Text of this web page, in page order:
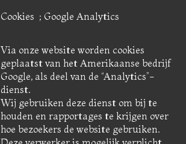
Cookies ; Google Analytics
Via onze website worden cookies
geplaatst van het Amerikaanse bedrijf
Google, als deel van de “Analytics”-
dienst.
Wij gebruiken deze dienst om bij te
houden en rapportages te krijgen over
hoe bezoekers de website gebruiken.